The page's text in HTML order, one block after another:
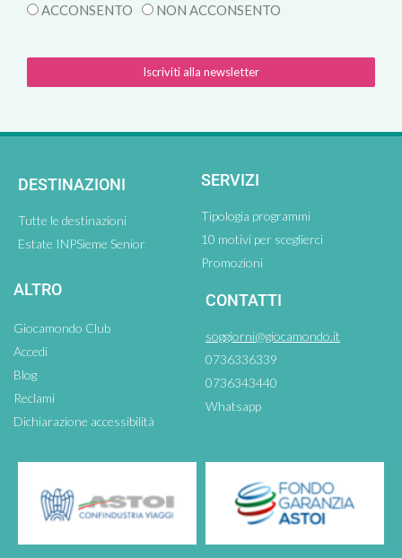
ACCONSENTO NON ACCONSENTO
Iscriviti alla newsletter
DESTINAZIONI
Tutte le destinazioni
Estate INPSieme Senior
SERVIZI
Tipologia programmi
10 motivi per sceglierci
Promozioni
ALTRO
Giocamondo Club
Accedi
Blog
Reclami
Dichiarazione accessibilità
CONTATTI
soggiorni@giocamondo.it
0736336339
0736343440
Whatsapp